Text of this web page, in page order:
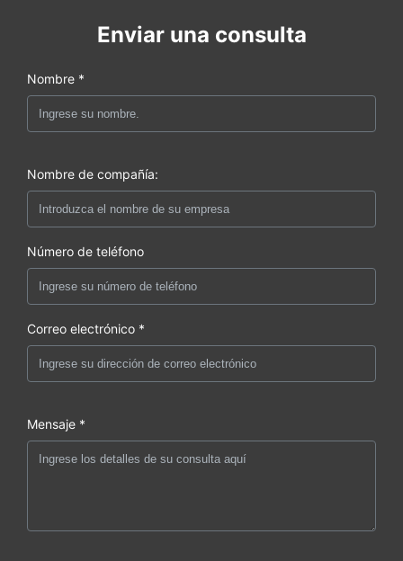
Enviar una consulta
Nombre *
Nombre de compañía:
Número de teléfono
Correo electrónico *
Mensaje *